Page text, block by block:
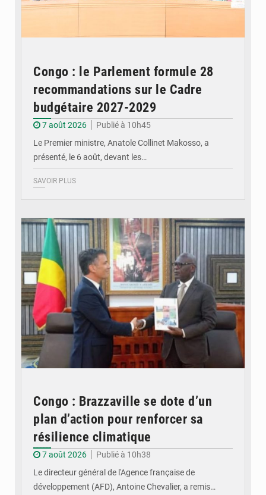
Congo : le Parlement formule 28
recommandations sur le Cadre
budgétaire 2027-2029
7 août 2026
Publié à 10h45
Le Premier ministre, Anatole Collinet Makosso, a
présenté, le 6 août, devant les…
SAVOIR PLUS
Congo : Brazzaville se dote d’un
plan d’action pour renforcer sa
résilience climatique
7 août 2026
Publié à 10h38
Le directeur général de l'Agence française de
développement (AFD), Antoine Chevalier, a remis…